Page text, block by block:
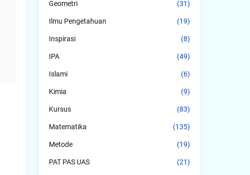
Geometri (31)
Ilmu Pengetahuan (19)
Inspirasi (8)
IPA (49)
Islami (6)
Kimia (9)
Kursus (83)
Matematika (135)
Metode (19)
PAT PAS UAS (21)